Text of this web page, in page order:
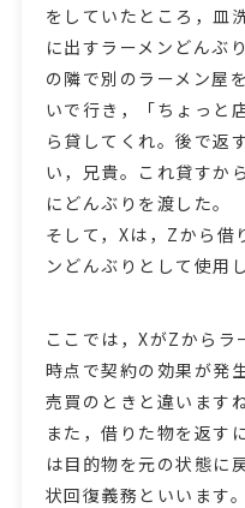
をしていたところ，皿
に出すラーメンどんぶ
の隣で別のラーメン屋
いで行き，「ちょっと
ら貸してくれ。後で返
い，兄貴。これ貸すか
にどんぶりを渡した。
そして，Xは，Zから借
ンどんぶりとして使用
ここでは，XがZからラ
時点で契約の効果が発
売買のときと違いますね
また，借りた物を返す
は目的物を元の状態に
状回復義務といいます